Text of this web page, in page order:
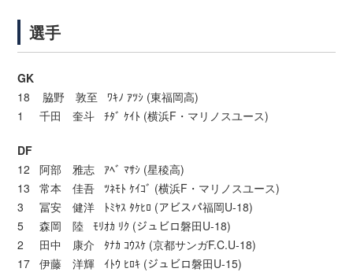
選手
GK
18 脇野 敦至 ﾜｷﾉ ｱﾂｼ (東福岡高)
1 千田 奎斗 ﾁﾀﾞ ｹｲﾄ (横浜F・マリノスユース)
DF
12 阿部 雅志 ｱﾍﾞ ﾏｻｼ (星稜高)
13 常本 佳吾 ﾂﾈﾓﾄ ｹｲｺﾞ (横浜F・マリノスユース)
3 冨安 健洋 ﾄﾐﾔｽ ﾀｹﾋﾛ (アビスパ福岡U-18)
5 森岡 陸 ﾓﾘｵｶ ﾘｸ (ジュビロ磐田U-18)
2 田中 康介 ﾀﾅｶ ｺｳｽｹ (京都サンガF.C.U-18)
17 伊藤 洋輝 ｲﾄｳ ﾋﾛｷ (ジュビロ磐田U-15)